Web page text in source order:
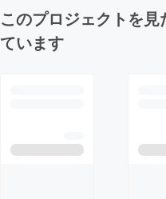
このプロジェクトを
ています